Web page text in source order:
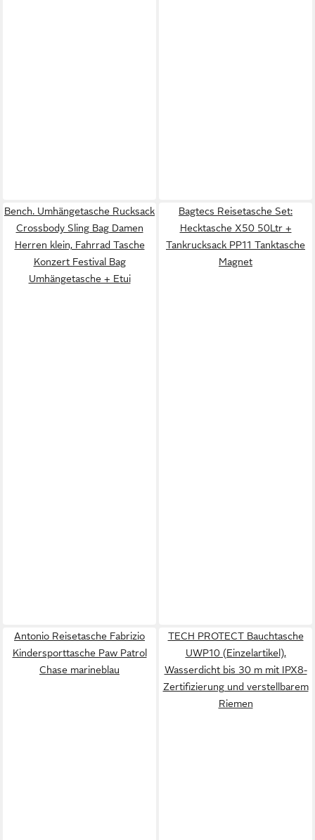
Bench. Umhängetasche Rucksack
Crossbody Sling Bag Damen
Herren klein, Fahrrad Tasche
Konzert Festival Bag
Umhängetasche + Etui
Bagtecs Reisetasche Set:
Hecktasche X50 50Ltr +
Tankrucksack PP11 Tanktasche
Magnet
Antonio Reisetasche Fabrizio
Kindersporttasche Paw Patrol
Chase marineblau
TECH PROTECT Bauchtasche
UWP10 (Einzelartikel),
Wasserdicht bis 30 m mit IPX8-
Zertifizierung und verstellbarem
Riemen